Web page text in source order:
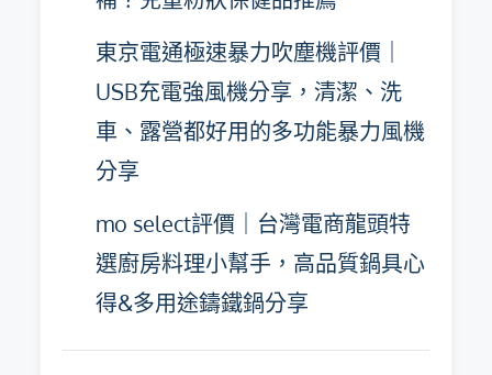
東京電通極速暴力吹塵機評價｜
USB充電強風機分享，清潔、洗
車、露營都好用的多功能暴力風機
分享
mo select評價｜台灣電商龍頭特
選廚房料理小幫手，高品質鍋具心
得&多用途鑄鐵鍋分享